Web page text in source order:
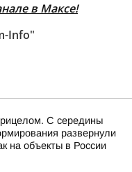
в Максе!
Info"
С середины
развернули
на объекты в России